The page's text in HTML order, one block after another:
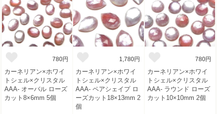
780円
カーネリアン×ホワイ
トシェル×クリスタル
AAA- オーバル ローズ
カット8×6mm 5個
1,780円
カーネリアン×ホワイ
トシェル×クリスタル
AAA- ペアシェイプ ロ
ーズカット18×13mm 2
個
780円
カーネリアン×ホワイ
トシェル×クリスタル
AAA- ラウンド ローズ
カット10×10mm 2個